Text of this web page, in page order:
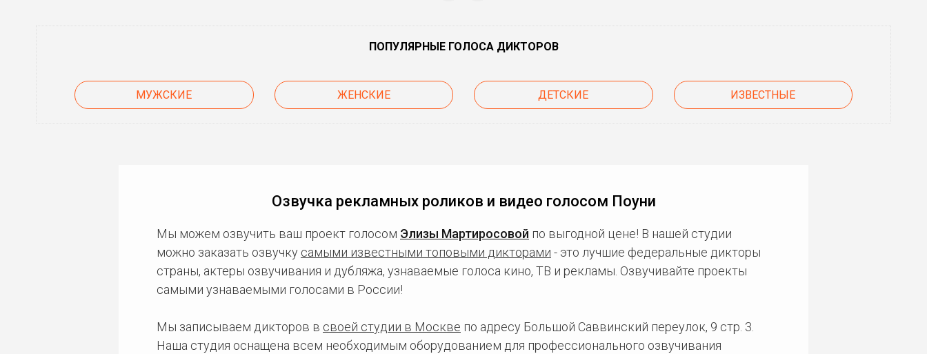
ПОПУЛЯРНЫЕ ГОЛОСА ДИКТОРОВ
МУЖСКИЕ ЖЕНСКИЕ ДЕТСКИЕ ИЗВЕСТНЫЕ
Озвучка рекламных роликов и видео голосом Поуни
Мы можем озвучить ваш проект голосом Элизы Мартиросовой по выгодной цене! В нашей студии
можно заказать озвучку самыми известными топовыми дикторами - это лучшие федеральные дикторы
страны, актеры озвучивания и дубляжа, узнаваемые голоса кино, ТВ и рекламы. Озвучивайте проекты
самыми узнаваемыми голосами в России!
Мы записываем дикторов в своей студии в Москве по адресу Большой Саввинский переулок, 9 стр. 3.
Наша студия оснащена всем необходимым оборудованием для профессионального озвучивания